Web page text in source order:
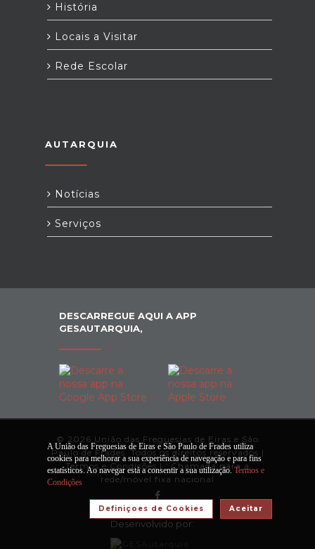
História
Locais a Visitar
Rede Escolar
AUTARQUIA
Notícias
Serviços
DESCARREGUE AQUI A APP
GESAUTARQUIA,
© 2026 União das Freguesias de Eiras e São
Paulo de Frades. Todos os direitos reservados |
Termos e Condições | * Chamada para a
rede/móvel fixa nacional
Desenvolvido por:
A União das Freguesias de Eiras e São Paulo de Frades utiliza
cookies para melhorar a sua experiência de navegação e para fins
estatísticos. Ao navegar está a consentir a sua utilização.Termos e
Condições
Aceitar
Definiçoes de Cookies